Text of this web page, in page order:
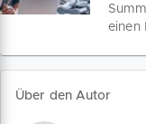
einen
Über den Autor